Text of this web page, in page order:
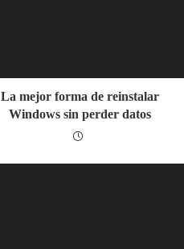
La mejor forma de reinstalar
Windows sin perder datos